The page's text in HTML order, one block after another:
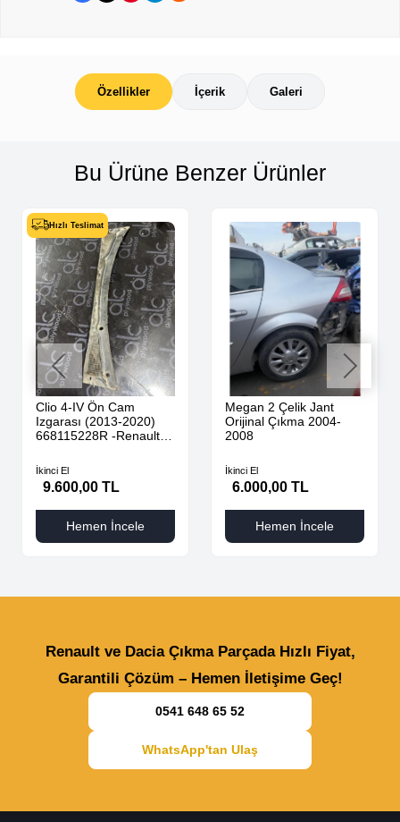
Özellikler İçerik Galeri
Bu Ürüne Benzer Ürünler
Hızlı Teslimat
Clio 4-IV Ön Cam
Izgarası (2013-2020)
668115228R -Renault
İkinci El
9.600,00 TL
Hemen İncele
Megan 2 Çelik Jant
Orijinal Çıkma 2004-
2008
İkinci El
6.000,00 TL
Hemen İncele
Renault ve Dacia Çıkma Parçada Hızlı Fiyat,
Garantili Çözüm – Hemen İletişime Geç!
0541 648 65 52
WhatsApp'tan Ulaş